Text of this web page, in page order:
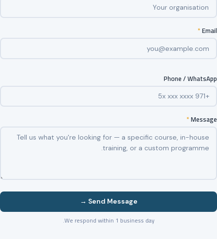
Email
*
Phone / WhatsApp
Message
*
Send Message →
We respond within 1 business day.